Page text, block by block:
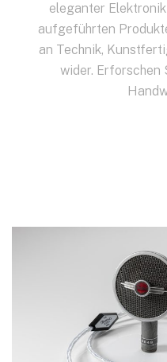
eleganter
aufgeführten
an Technik,
wider. Erforschen